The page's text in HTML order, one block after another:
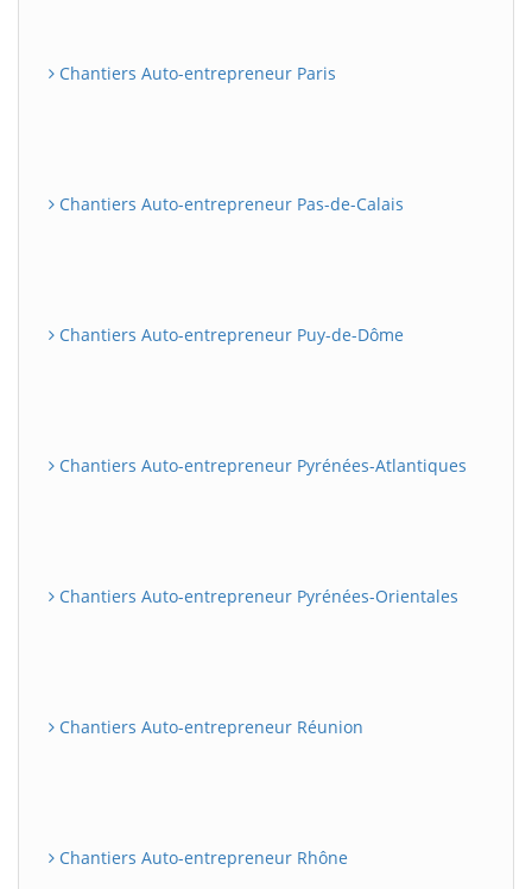
Chantiers Auto-entrepreneur Paris
Chantiers Auto-entrepreneur Pas-de-Calais
Chantiers Auto-entrepreneur Puy-de-Dôme
Chantiers Auto-entrepreneur Pyrénées-Atlantiques
Chantiers Auto-entrepreneur Pyrénées-Orientales
Chantiers Auto-entrepreneur Réunion
Chantiers Auto-entrepreneur Rhône